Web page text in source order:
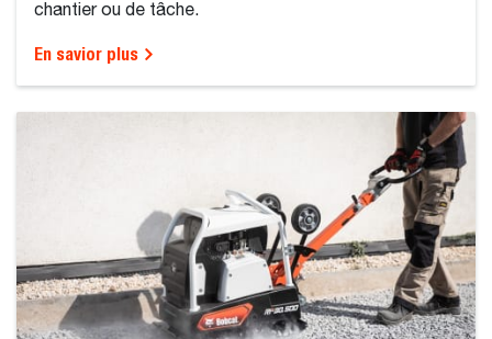
chantier ou de tâche.
En savior plus